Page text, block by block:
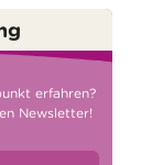
erfahren?
Newsletter!